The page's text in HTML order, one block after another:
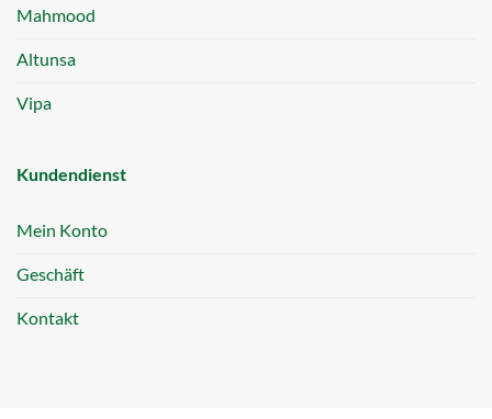
Mahmood
Altunsa
Vipa
Kundendienst
Mein Konto
Geschäft
Kontakt